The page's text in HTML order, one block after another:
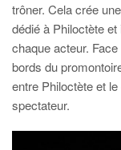
trôner. Cela crée
dédié à Philoctète et
chaque acteur.
bords du
entre Philoctète et
spectateur.